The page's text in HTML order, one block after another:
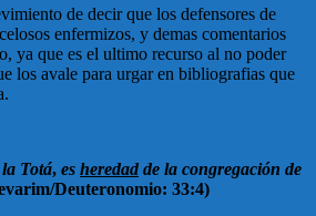
de decir que los defensores de
enfermizos, y demas comentarios
ya que es el ultimo recurso al no poder
los avale para urgar en bibliografias que
la Totá, es heredad de la congregación de
Deuteronomio: 33:4)